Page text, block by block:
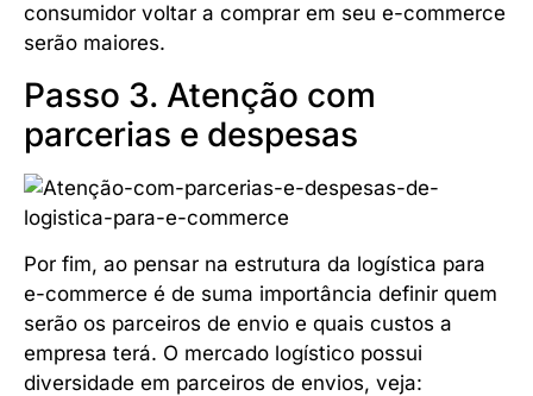
consumidor voltar a comprar em seu e-commerce
serão maiores.
Passo 3. Atenção com
parcerias e despesas
Por fim, ao pensar na estrutura da logística para
e-commerce é de suma importância definir quem
serão os parceiros de envio e quais custos a
empresa terá. O mercado logístico possui
diversidade em parceiros de envios, veja: